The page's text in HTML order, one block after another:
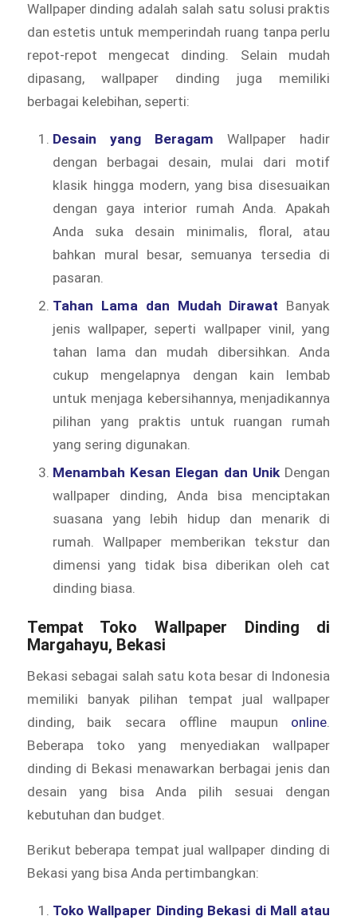
Wallpaper dinding adalah salah satu solusi praktis
dan estetis untuk memperindah ruang tanpa perlu
repot-repot mengecat dinding. Selain mudah
dipasang, wallpaper dinding juga memiliki
berbagai kelebihan, seperti:
Desain yang Beragam Wallpaper hadir
dengan berbagai desain, mulai dari motif
klasik hingga modern, yang bisa disesuaikan
dengan gaya interior rumah Anda. Apakah
Anda suka desain minimalis, floral, atau
bahkan mural besar, semuanya tersedia di
pasaran.
Tahan Lama dan Mudah Dirawat Banyak
jenis wallpaper, seperti wallpaper vinil, yang
tahan lama dan mudah dibersihkan. Anda
cukup mengelapnya dengan kain lembab
untuk menjaga kebersihannya, menjadikannya
pilihan yang praktis untuk ruangan rumah
yang sering digunakan.
Menambah Kesan Elegan dan Unik Dengan
wallpaper dinding, Anda bisa menciptakan
suasana yang lebih hidup dan menarik di
rumah. Wallpaper memberikan tekstur dan
dimensi yang tidak bisa diberikan oleh cat
dinding biasa.
Tempat Toko Wallpaper Dinding di
Margahayu, Bekasi
Bekasi sebagai salah satu kota besar di Indonesia
memiliki banyak pilihan tempat jual wallpaper
dinding, baik secara offline maupun online.
Beberapa toko yang menyediakan wallpaper
dinding di Bekasi menawarkan berbagai jenis dan
desain yang bisa Anda pilih sesuai dengan
kebutuhan dan budget.
Berikut beberapa tempat jual wallpaper dinding di
Bekasi yang bisa Anda pertimbangkan:
Toko Wallpaper Dinding Bekasi di Mall atau